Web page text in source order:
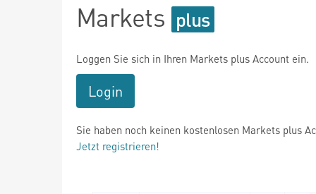
Markets
Loggen Sie sich in Ihren Markets plus Account ein.
Login
Sie haben noch keinen kostenlosen Markets plus
Jetzt registrieren!